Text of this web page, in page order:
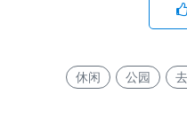
休闲 公园